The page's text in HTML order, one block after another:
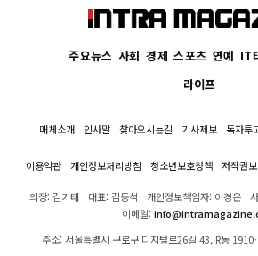
주요뉴스 사회 경제 스포츠 연예 IT
라이프
매체소개 인사말 찾아오시는길 기사제보 독자투
이용약관 개인정보처리방침 청소년보호정책 저작권
의장: 김기태 대표: 김동석 개인정보책임자: 이경은
이메일:
주소: 서울특별시 구로구 디지털로26길 43, R동